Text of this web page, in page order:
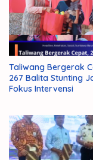
Taliwang Bergerak
267 Balita Stunting
Fokus Intervensi